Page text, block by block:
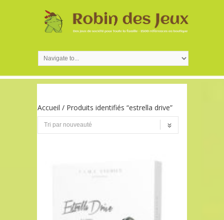
Accueil / Produits identifiés “estrella drive”